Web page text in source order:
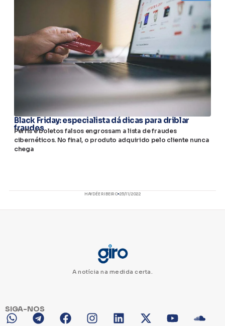
Black Friday: especialista dá dicas para driblar
fraudes
Perfis e boletos falsos engrossam a lista de fraudes
cibernéticos. No final, o produto adquirido pelo cliente nunca
chega
HAYDÉE RIBEIRO 25/11/2022
A notícia na medida certa.
SIGA-NOS